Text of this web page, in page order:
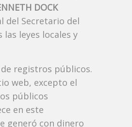
DOCK
del Secretario del
leyes locales y
registros públicos.
web, excepto el
públicos
en este
generó con dinero